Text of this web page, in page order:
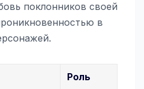
поклонников своей
в
Роль